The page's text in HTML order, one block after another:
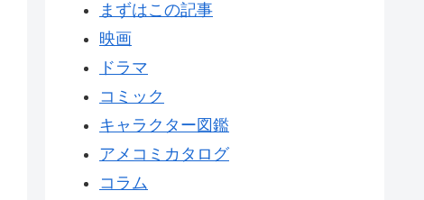
まずはこの記事
映画
ドラマ
コミック
キャラクター図鑑
アメコミカタログ
コラム